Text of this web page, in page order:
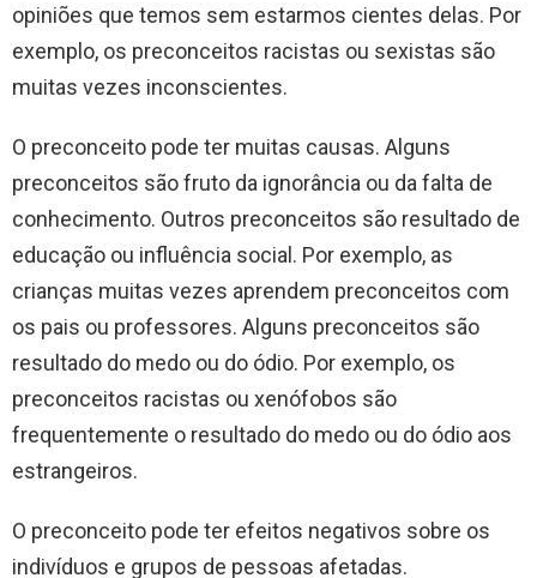
opiniões que temos sem estarmos cientes delas. Por
exemplo, os preconceitos racistas ou sexistas são
muitas vezes inconscientes.
O preconceito pode ter muitas causas. Alguns
preconceitos são fruto da ignorância ou da falta de
conhecimento. Outros preconceitos são resultado de
educação ou influência social. Por exemplo, as
crianças muitas vezes aprendem preconceitos com
os pais ou professores. Alguns preconceitos são
resultado do medo ou do ódio. Por exemplo, os
preconceitos racistas ou xenófobos são
frequentemente o resultado do medo ou do ódio aos
estrangeiros.
O preconceito pode ter efeitos negativos sobre os
indivíduos e grupos de pessoas afetadas.